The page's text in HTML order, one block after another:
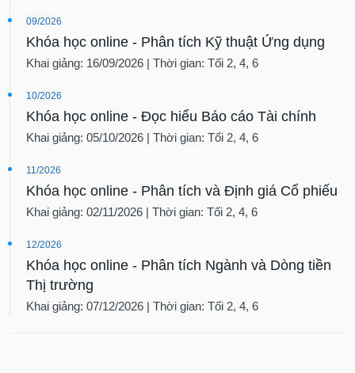
09/2026
Khóa học online - Phân tích Kỹ thuật Ứng dụng
Khai giảng: 16/09/2026 | Thời gian: Tối 2, 4, 6
10/2026
Khóa học online - Đọc hiểu Báo cáo Tài chính
Khai giảng: 05/10/2026 | Thời gian: Tối 2, 4, 6
11/2026
Khóa học online - Phân tích và Định giá Cổ phiếu
Khai giảng: 02/11/2026 | Thời gian: Tối 2, 4, 6
12/2026
Khóa học online - Phân tích Ngành và Dòng tiền
Thị trường
Khai giảng: 07/12/2026 | Thời gian: Tối 2, 4, 6